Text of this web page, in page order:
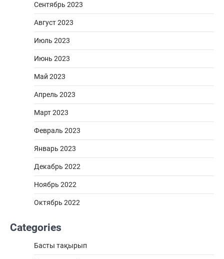
Сентябрь 2023
Август 2023
Июль 2023
Июнь 2023
Май 2023
Апрель 2023
Март 2023
Февраль 2023
Январь 2023
Декабрь 2022
Ноябрь 2022
Октябрь 2022
Categories
Басты тақырып